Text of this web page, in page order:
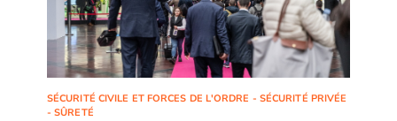
SÉCURITÉ CIVILE ET FORCES DE L'ORDRE - SÉCURITÉ PRIVÉE
- SÛRETÉ